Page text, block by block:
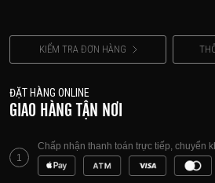
KIỂM TRA ĐƠN HÀNG
ĐẶT HÀNG ONLINE
GIAO HÀNG TẬN NƠI
1
Chấp nhận thanh toán trực tiếp, chuyển